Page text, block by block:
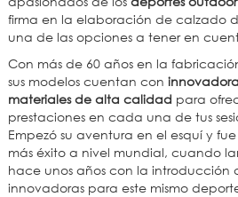
firma en la elaboración de calzado
una de las opciones a tener en
Con más de 60 años en la
sus modelos cuentan con
materiales de alta calidad para
prestaciones en cada una de tus
Empezó su aventura en el esquí y
más éxito a nivel mundial, cuando
hace unos años con la introducción
innovadoras para este mismo